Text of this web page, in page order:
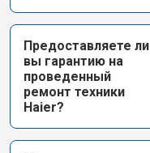
Предоставляете ли
вы гарантию на
проведенный
ремонт техники
Haier?